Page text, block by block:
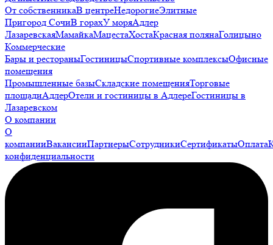
От собственникаВ центреНедорогиеЭлитные
Пригород СочиВ горахУ моряАдлер
ЛазаревскаяМамайкаМацестаХостаКрасная полянаГолицыно
Коммерческие
Бары и рестораныГостиницыСпортивные комплексыОфисные
помещения
Промышленные базыСкладские помещенияТорговые
площадиАдлерОтели и гостиницы в АдлереГостиницы в
Лазаревском
О компании
О
компанииВакансииПартнерыСотрудникиСертификатыОплата
конфиденциальности